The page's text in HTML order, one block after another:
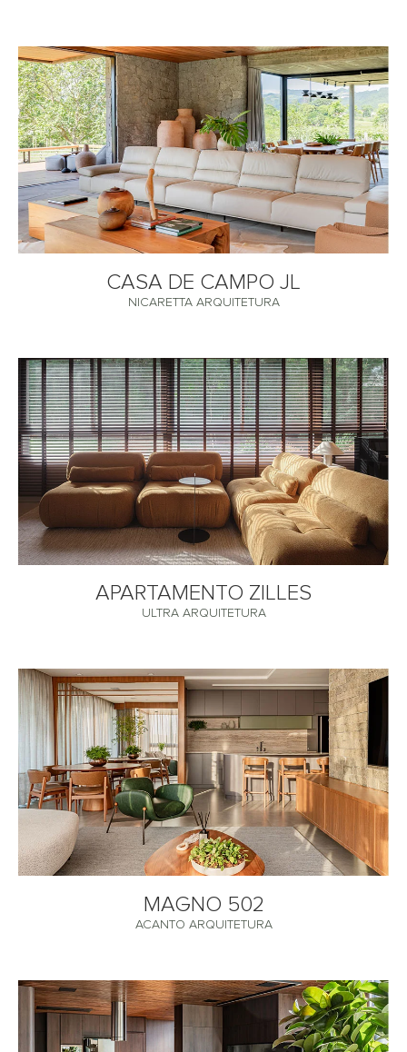
CASA DE CAMPO JL
NICARETTA ARQUITETURA
APARTAMENTO ZILLES
ULTRA ARQUITETURA
MAGNO 502
ACANTO ARQUITETURA